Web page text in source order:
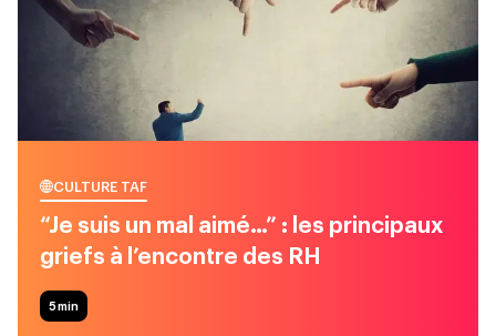
CULTURE TAF
“Je suis un mal aimé…” : les principaux
griefs à l’encontre des RH
5min